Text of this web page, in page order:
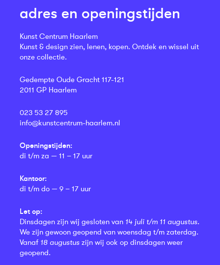
adres en openingstijden
Kunst Centrum Haarlem
Kunst & design zien, lenen, kopen. Ontdek en wissel uit
onze collectie.
Gedempte Oude Gracht 117-121
2011 GP Haarlem
023 53 27 895
info@kunstcentrum-haarlem.nl
Openingstijden:
di t/m za — 11 – 17 uur
Kantoor:
di t/m do — 9 – 17 uur
Let op:
Dinsdagen zijn wij gesloten van 14 juli t/m 11 augustus.
We zijn gewoon geopend van woensdag t/m zaterdag.
Vanaf 18 augustus zijn wij ook op dinsdagen weer
geopend.